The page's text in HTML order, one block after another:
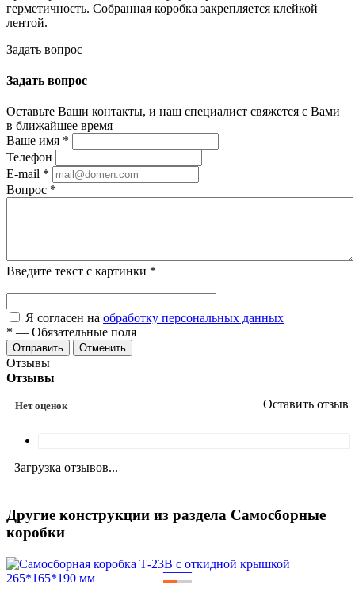
герметичность. Собранная коробка закрепляется клейкой
лентой.
Задать вопрос
Задать вопрос
Оставьте Ваши контакты, и наш специалист свяжется с Вами
в ближайшее время
Ваше имя *
Телефон
E-mail *
Вопрос *
Введите текст с картинки *
Я согласен на обработку персональных данных
* — Обязательные поля
Отменить
Отзывы
Отзывы
Нет оценок Оставить отзыв
Загрузка отзывов...
Другие конструкции из раздела Самосборные
коробки
——